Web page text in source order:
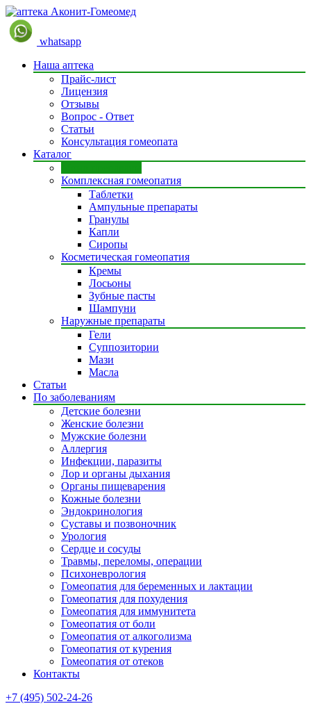
whatsapp
Наша аптека
Прайс-лист
Лицензия
Отзывы
Вопрос - Ответ
Статьи
Консультация гомеопата
Каталог
Комплексная гомеопатия
Таблетки
Ампульные препараты
Гранулы
Капли
Сиропы
Косметическая гомеопатия
Кремы
Лосьоны
Зубные пасты
Шампуни
Наружные препараты
Гели
Суппозитории
Мази
Масла
Статьи
По заболеваниям
Детские болезни
Женские болезни
Мужские болезни
Аллергия
Инфекции, паразиты
Лор и органы дыхания
Органы пищеварения
Кожные болезни
Эндокринология
Суставы и позвоночник
Урология
Сердце и сосуды
Травмы, переломы, операции
Психоневрология
Гомеопатия для беременных и лактации
Гомеопатия для похудения
Гомеопатия для иммунитета
Гомеопатия от боли
Гомеопатия от алкоголизма
Гомеопатия от курения
Гомеопатия от отеков
Контакты
+7 (495) 502-24-26